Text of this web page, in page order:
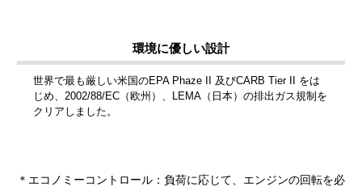
環境に優しい設計
世界で最も厳しい米国のEPA Phaze II 及びCARB Tier II をは
じめ、2002/88/EC（欧州）、LEMA（日本）の排出ガス規制を
クリアしました。
＊エコノミーコントロール：負荷に応じて、エンジンの回転を必